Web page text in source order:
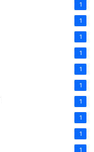
1
1
1
1
1
1
1
1
1
1